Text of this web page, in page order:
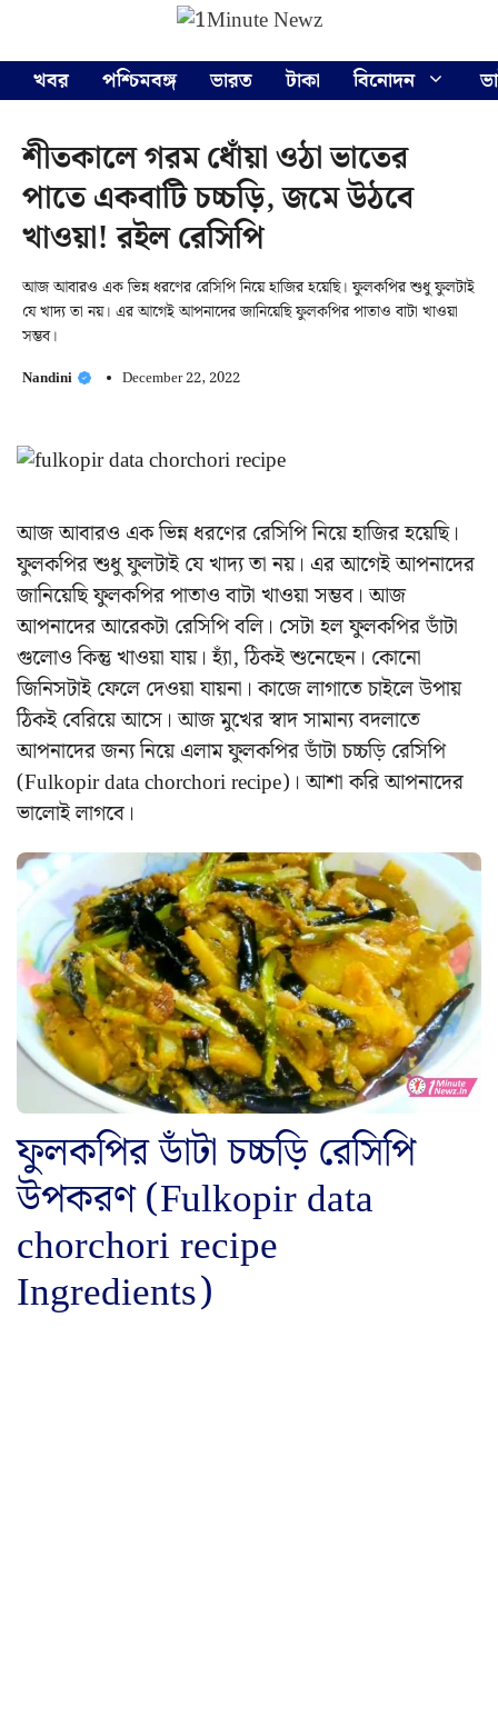
content
খবর
পশ্চিমবঙ্গ ভারত টাকা বিনোদন
শীতকালে গরম ধোঁয়া ওঠা ভাতের
পাতে একবাটি চচ্চড়ি, জমে উঠবে
খাওয়া! রইল রেসিপি
আজ আবারও এক ভিন্ন ধরণের রেসিপি নিয়ে হাজির হয়েছি। ফুলকপির শুধু ফুলটাই
যে খাদ্য তা নয়। এর আগেই আপনাদের জানিয়েছি ফুলকপির পাতাও বাটা খাওয়া
সম্ভব।
Nandini December 22, 2022
আজ আবারও এক ভিন্ন ধরণের রেসিপি নিয়ে হাজির হয়েছি।
ফুলকপির শুধু ফুলটাই যে খাদ্য তা নয়। এর আগেই আপনাদের
জানিয়েছি ফুলকপির পাতাও বাটা খাওয়া সম্ভব। আজ
আপনাদের আরেকটা রেসিপি বলি। সেটা হল ফুলকপির ডাঁটা
গুলোও কিন্তু খাওয়া যায়। হ্যাঁ, ঠিকই শুনেছেন। কোনো
জিনিসটাই ফেলে দেওয়া যায়না। কাজে লাগাতে চাইলে উপায়
ঠিকই বেরিয়ে আসে। আজ মুখের স্বাদ সামান্য বদলাতে
আপনাদের জন্য নিয়ে এলাম ফুলকপির ডাঁটা চচ্চড়ি রেসিপি
(Fulkopir data chorchori recipe)। আশা করি আপনাদের
ভালোই লাগবে।
ফুলকপির ডাঁটা চচ্চড়ি রেসিপি
উপকরণ (Fulkopir data
chorchori recipe
Ingredients)